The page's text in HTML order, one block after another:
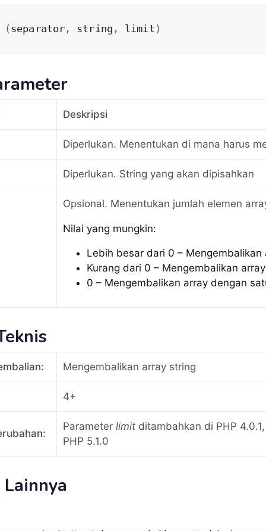
( separator , string , limit )
Deskripsi
Diperlukan. Menentukan di mana harus
Diperlukan. String yang akan dipisahkan
Opsional. Menentukan jumlah elemen
Nilai yang mungkin:
Lebih besar dari 0 – Mengembalikan
Kurang dari 0 – Mengembalikan
0 – Mengembalikan array dengan
Mengembalikan array string
4+
Parameter limit ditambahkan di PHP
PHP 5.1.0